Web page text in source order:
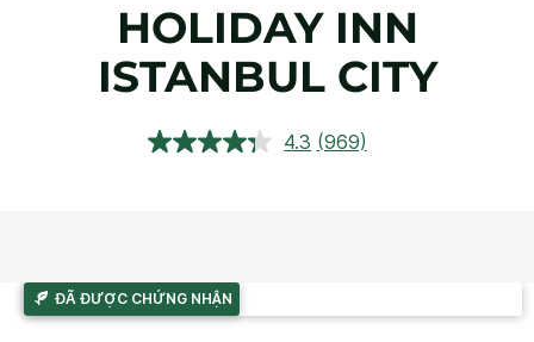
HOLIDAY INN
ISTANBUL CITY
4.3 Đọc
(969)
ĐÃ ĐƯỢC CHỨNG NHẬN